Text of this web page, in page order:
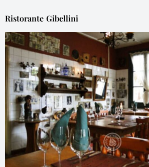
Ristorante Gibellini